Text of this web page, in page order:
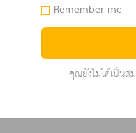
Remember me
คุณยังไม่ได้เป็นส